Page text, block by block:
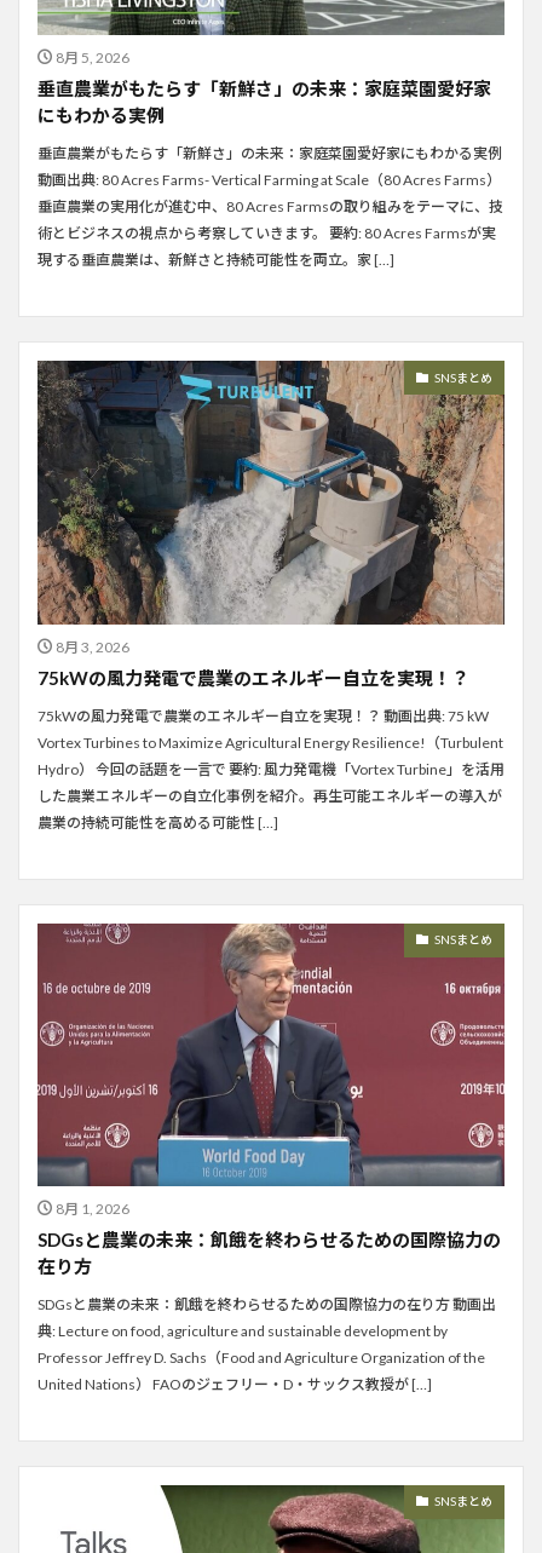
8月 5, 2026
垂直農業がもたらす「新鮮さ」の未来：家庭菜園愛好家
にもわかる実例
垂直農業がもたらす「新鮮さ」の未来：家庭菜園愛好家にもわかる実例
動画出典: 80 Acres Farms- Vertical Farming at Scale（80 Acres Farms）
垂直農業の実用化が進む中、80 Acres Farmsの取り組みをテーマに、技
術とビジネスの視点から考察していきます。 要約: 80 Acres Farmsが実
現する垂直農業は、新鮮さと持続可能性を両立。家 […]
SNSまとめ
8月 3, 2026
75kWの風力発電で農業のエネルギー自立を実現！？
75kWの風力発電で農業のエネルギー自立を実現！？ 動画出典: 75 kW
Vortex Turbines to Maximize Agricultural Energy Resilience!（Turbulent
Hydro） 今回の話題を一言で 要約: 風力発電機「Vortex Turbine」を活用
した農業エネルギーの自立化事例を紹介。再生可能エネルギーの導入が
農業の持続可能性を高める可能性 […]
SNSまとめ
8月 1, 2026
SDGsと農業の未来：飢餓を終わらせるための国際協力の
在り方
SDGsと農業の未来：飢餓を終わらせるための国際協力の在り方 動画出
典: Lecture on food, agriculture and sustainable development by
Professor Jeffrey D. Sachs（Food and Agriculture Organization of the
United Nations） FAOのジェフリー・D・サックス教授が […]
SNSまとめ